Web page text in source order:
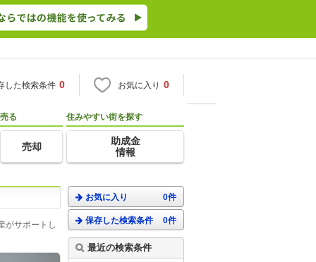
した検索条件 0 お気に入り 0
売る
売却
住みやすい街を探す
助成金
情報
がサポートし
お気に入り 0件
保存した検索条件 0件
最近の検索条件